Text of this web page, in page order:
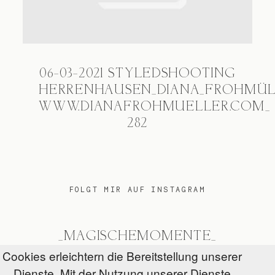
06-03-2021 STYLEDSHOOTING
WWW.DIANAFROHMUELLER.COM_
282
FOLGT MIR AUF INSTAGRAM
_MAGISCHEMOMENTE_
Cookies erleichtern die Bereitstellung unserer